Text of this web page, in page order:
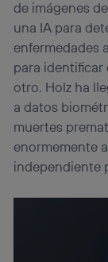
de imágenes
una IA para
enfermedades
para identificar
otro. Holz ha
a datos
muertes
enormemente
independiente